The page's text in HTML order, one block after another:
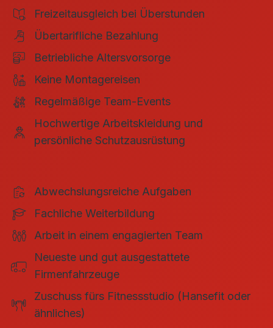
Freizeitausgleich bei Überstunden
Übertarifliche Bezahlung
Betriebliche Altersvorsorge
Keine Montagereisen
Regelmäßige Team-Events
Hochwertige Arbeitskleidung und
persönliche Schutzausrüstung
Abwechslungsreiche Aufgaben
Fachliche Weiterbildung
Arbeit in einem engagierten Team
Neueste und gut ausgestattete
Firmenfahrzeuge
Zuschuss fürs Fitnessstudio (Hansefit oder
ähnliches)